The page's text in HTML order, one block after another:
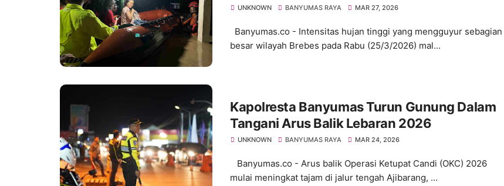
UNKNOWN BANYUMAS RAYA MAR 27, 2026
Banyumas.co - Intensitas hujan tinggi yang mengguyur sebagian
besar wilayah Brebes pada Rabu (25/3/2026) mal...
Kapolresta Banyumas Turun Gunung Dalam
Tangani Arus Balik Lebaran 2026
UNKNOWN BANYUMAS RAYA MAR 24, 2026
Banyumas.co - Arus balik Operasi Ketupat Candi (OKC) 2026
mulai meningkat tajam di jalur tengah Ajibarang, ...